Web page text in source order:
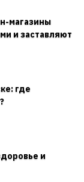
магазины
и заставляют
где
и